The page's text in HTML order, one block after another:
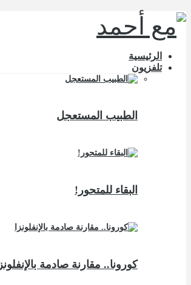
الرئيسية
تلفزيون
الطبيب المستعجل
البقاء للمتحور!
كورونا.. مقارنة صادمة بالإنفلونزا